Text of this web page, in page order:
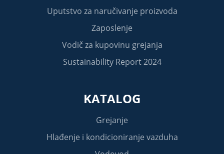
Uputstvo za naručivanje proizvoda
Zaposlenje
Vodič za kupovinu grejanja
Sustainability Report 2024
KATALOG
Grejanje
Hlađenje i kondicioniranje vazduha